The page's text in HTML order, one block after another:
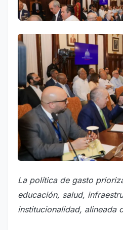
La política de gasto
educación, salud,
institucionalidad, alineada